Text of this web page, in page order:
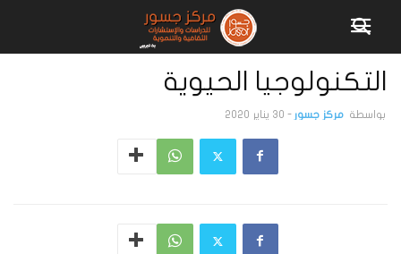
التكنولوجيا الحيوية
بواسطة مركز جسور - 30 يناير 2020